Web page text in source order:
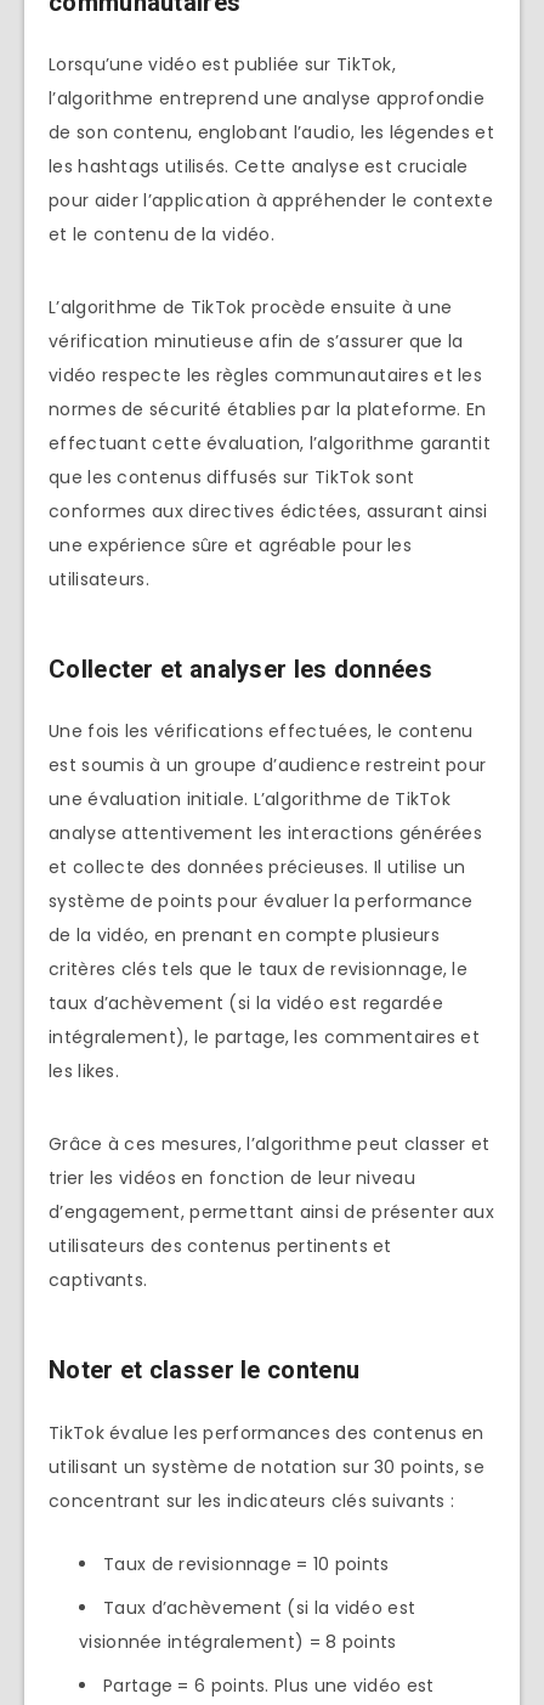
Lorsqu’une vidéo est publiée sur TikTok,
l’algorithme entreprend une analyse approfondie
de son contenu, englobant l’audio, les légendes et
les hashtags utilisés. Cette analyse est cruciale
pour aider l’application à appréhender le contexte
et le contenu de la vidéo.
L’algorithme de TikTok procède ensuite à une
vérification minutieuse afin de s’assurer que la
vidéo respecte les règles communautaires et les
normes de sécurité établies par la plateforme. En
effectuant cette évaluation, l’algorithme garantit
que les contenus diffusés sur TikTok sont
conformes aux directives édictées, assurant ainsi
une expérience sûre et agréable pour les
utilisateurs.
Collecter et analyser les données
Une fois les vérifications effectuées, le contenu
est soumis à un groupe d’audience restreint pour
une évaluation initiale. L’algorithme de TikTok
analyse attentivement les interactions générées
et collecte des données précieuses. Il utilise un
système de points pour évaluer la performance
de la vidéo, en prenant en compte plusieurs
critères clés tels que le taux de revisionnage, le
taux d’achèvement (si la vidéo est regardée
intégralement), le partage, les commentaires et
les likes.
Grâce à ces mesures, l’algorithme peut classer et
trier les vidéos en fonction de leur niveau
d’engagement, permettant ainsi de présenter aux
utilisateurs des contenus pertinents et
captivants.
Noter et classer le contenu
TikTok évalue les performances des contenus en
utilisant un système de notation sur 30 points, se
concentrant sur les indicateurs clés suivants :
Taux de revisionnage = 10 points
Taux d’achèvement (si la vidéo est
visionnée intégralement) = 8 points
Partage = 6 points. Plus une vidéo est